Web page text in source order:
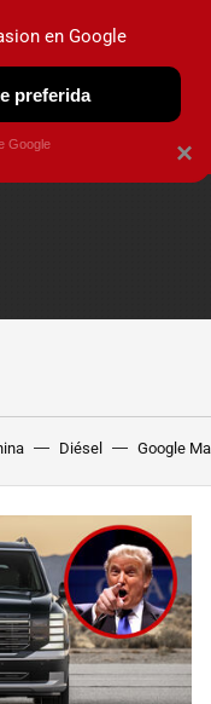
OBSERVATORIO
Diésel Google
×
en Google
preferida
Google